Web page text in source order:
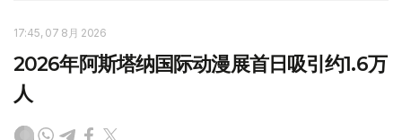
17:45, 07 8月 2026
2026年阿斯塔纳国际动漫展首日吸引约1.6万
人